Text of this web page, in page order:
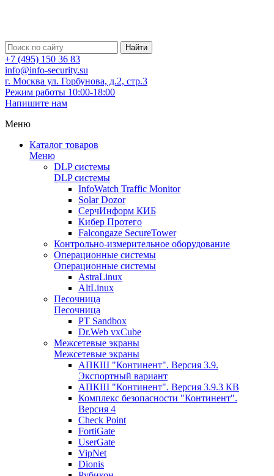
Найти
+7 (495) 150 36 83
info@info-security.su
г. Москва ул. Горбунова, д.2, стр.3
Режим работы 10:00-18:00
Напишите нам
Меню
Каталог товаров
Меню
DLP системы
DLP системы
InfoWatch Traffic Monitor
Solar Dozor
СерчИнформ КИБ
Кибер Протего
Falcongaze SecureTower
Контрольно-измерительное оборудование
Операционные системы
Операционные системы
AstraLinux
AltLinux
Песочница
Песочница
PT Sandbox
Dr.Web vxCube
Межсетевые экраны
Межсетевые экраны
АПКШ "Континент". Версия 3.9.
Экспортный вариант
АПКШ "Континент". Версия 3.9.3 КВ
Комплекс безопасности "Континент".
Версия 4
Check Point
FortiGate
UserGate
VipNet
Dionis